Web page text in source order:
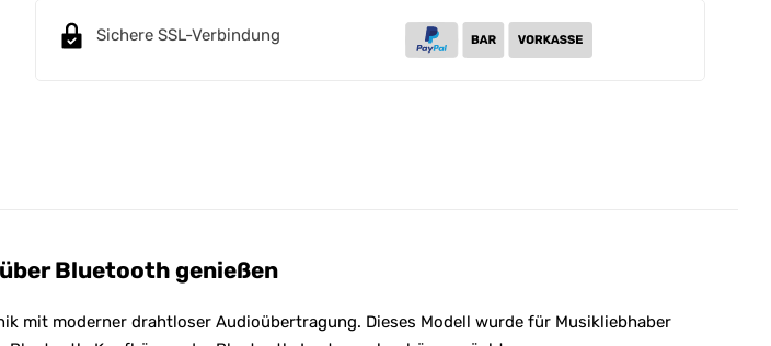
Sichere SSL-Verbindung
Bluetooth genießen
mit moderner drahtloser Audioübertragung. Dieses Modell wurde für Musikliebhaber